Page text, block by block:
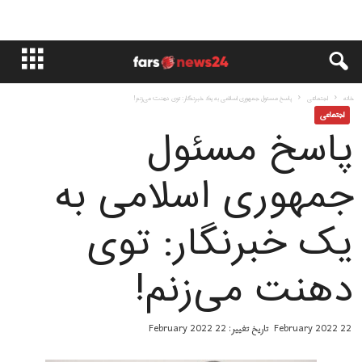
خانه اجتماعی پاسخ مسئول جمهوری اسلامی به یک خبرنگار: توی دهنت می‌زنم!
اجتماعی
پاسخ مسئول
جمهوری اسلامی به
یک خبرنگار: توی
دهنت می‌زنم!
22 February 2022 تاریخ تغییر: 22 February 2022